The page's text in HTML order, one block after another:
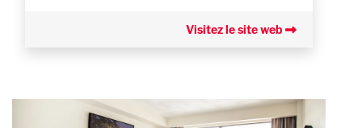
Visitez le site web